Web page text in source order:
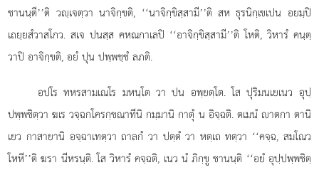
ชานนฺตี’’ติ วฺเจตฺวานาจิกฺขติ, ‘‘นาจิกฺขิสฺสามี’’ติ สห ธุรนิกฺเขเปน อยมฺปิ
เถยฺยสํวาสโกว. สเจ ปนสฺส คหณกาเลปิ ‘‘อาจิกฺขิสฺสามี’’ติ โหติ, วิหารํ คนฺตฺ
วาปิ อาจิกฺขติ, อยํ ปุน ปพฺพชฺชํ ลภติ.
อปโร ทหรสามเณโร มหนฺโต วา ปน อพฺยตฺโต. โส ปุริมนเยเนว อุปฺ
ปพฺพชิตฺวา ฆเร วจฺฉกโครกฺขณาทีนิ กมฺมานิ กาตุํ น อิจฺฉติ. ตเมนํ าตกา ตานิ
เยว กาสายานิ อจฺฉาเทตฺวา ถาลกํ วา ปตฺตํ วา หตฺเถ ทตฺวา ‘‘คจฺฉ, สมโณว
โหหี’’ติ ฆรา นีหรนฺติ. โส วิหารํ คจฺฉติ, เนว นํ ภิกฺขู ชานนฺติ ‘‘อยํ อุปฺปพฺพชิตฺ